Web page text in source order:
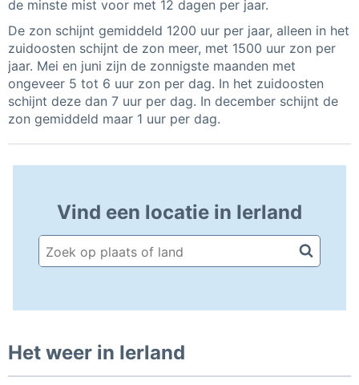
de minste mist voor met 12 dagen per jaar.
De zon schijnt gemiddeld 1200 uur per jaar, alleen in het
zuidoosten schijnt de zon meer, met 1500 uur zon per
jaar. Mei en juni zijn de zonnigste maanden met
ongeveer 5 tot 6 uur zon per dag. In het zuidoosten
schijnt deze dan 7 uur per dag. In december schijnt de
zon gemiddeld maar 1 uur per dag.
Vind een locatie in Ierland
Het weer in Ierland